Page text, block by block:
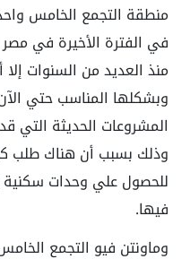
منطقة التجمع الخامس
في الفترة الأخيرة في
منذ العديد من السنوات
وبشكلها المناسب حتي
المشروعات الحديثة التي
وذلك بسبب أن هناك طلب
للحصول علي وحدات سكنية
فيها.
وماونتن فيو التجمع